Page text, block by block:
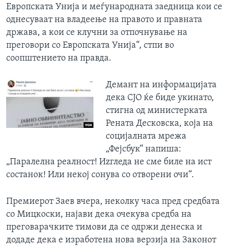
Европската Унија и меѓународната заедница кои се
однесуваат на владеење на правото и правната
држава, а кои се клучни за отпочнување на
преговори со Европската Унија“, стпи во
соопштението на правда.
Демант на информацијата
дека СЈО ќе биде укинато,
стигна од министерката
Рената Десковска, која на
социјалната мрежа
„Фејсбук“ напиша:
„Паралелна реалност! Иzгледа не сме биле на ист
состанок! Или некој сонува со отворени очи“.
Премиерот Заев вчера, неколку часа пред средбата
со Мицкоски, најави дека очекува средба на
преговарачките тимови да се одржи денеска и
додаде дека е изработена нова верзија на Законот